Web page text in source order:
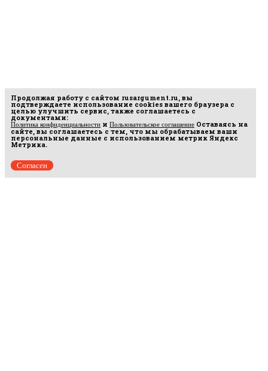
Продолжая работу с сайтом rusargument.ru, вы
подтверждаете использование cookies вашего браузера с
целью улучшить сервис, также соглашаетесь с
документами:
Политика конфиденциальности и Пользовательское соглашение Оставаясь на
сайте, вы соглашаетесь с тем, что мы обрабатываем ваши
персональные данные с использованием метрик Яндекс
Метрика.
Согласен